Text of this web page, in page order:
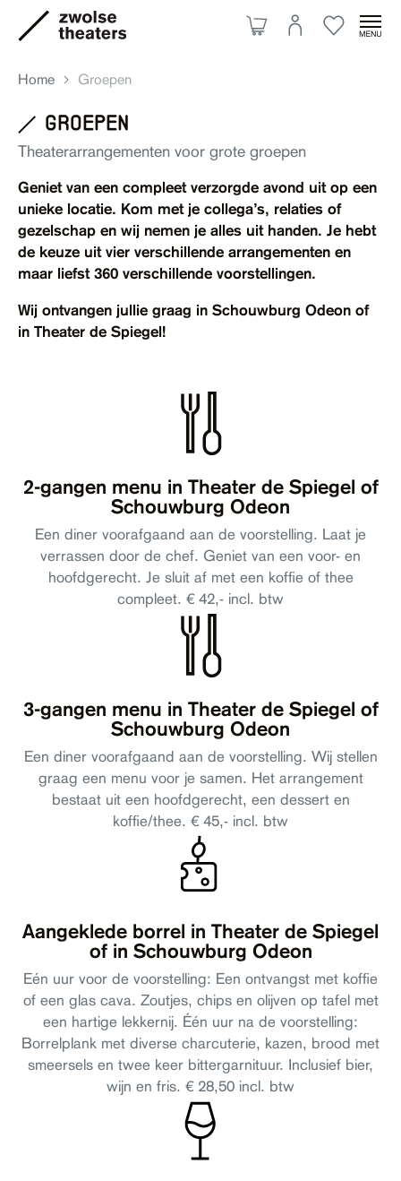
Aanbod
Je bezoek
Over ons
Eten & drinken
Home Groepen
groepen
Theaterarrangementen voor grote groepen
Geniet van een compleet verzorgde avond uit op een
unieke locatie. Kom met je collega’s, relaties of
gezelschap en wij nemen je alles uit handen. Je hebt
de keuze uit vier verschillende arrangementen en
maar liefst 360 verschillende voorstellingen.
Wij ontvangen jullie graag in Schouwburg Odeon of
in Theater de Spiegel!
2-gangen menu in Theater de Spiegel of
Schouwburg Odeon
Een diner voorafgaand aan de voorstelling. Laat je
verrassen door de chef. Geniet van een voor- en
hoofdgerecht. Je sluit af met een koffie of thee
compleet. € 42,- incl. btw
3-gangen menu in Theater de Spiegel of
Schouwburg Odeon
Een diner voorafgaand aan de voorstelling. Wij stellen
graag een menu voor je samen. Het arrangement
bestaat uit een hoofdgerecht, een dessert en
koffie/thee. € 45,- incl. btw
Aangeklede borrel in Theater de Spiegel
of in Schouwburg Odeon
Eén uur voor de voorstelling: Een ontvangst met koffie
of een glas cava. Zoutjes, chips en olijven op tafel met
een hartige lekkernij. Één uur na de voorstelling:
Borrelplank met diverse charcuterie, kazen, brood met
smeersels en twee keer bittergarnituur. Inclusief bier,
wijn en fris. € 28,50 incl. btw